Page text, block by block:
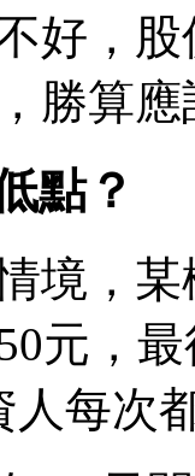
好，
勝算
點？
境，
元，
人每次